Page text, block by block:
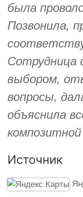
была
Позвонила,
Сотрудница
выбором,
вопросы,
объяснила
Источник